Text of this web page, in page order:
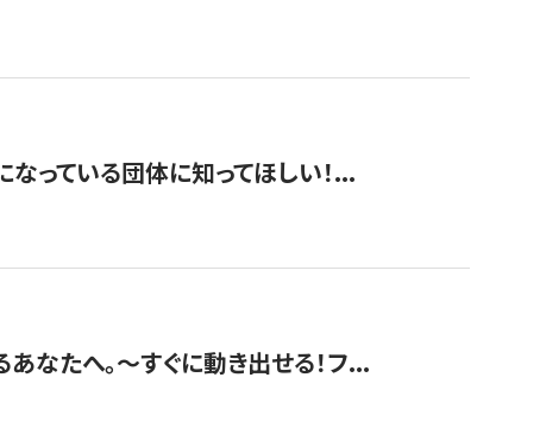
なっている団体に知ってほしい！...
あなたへ。〜すぐに動き出せる！フ...